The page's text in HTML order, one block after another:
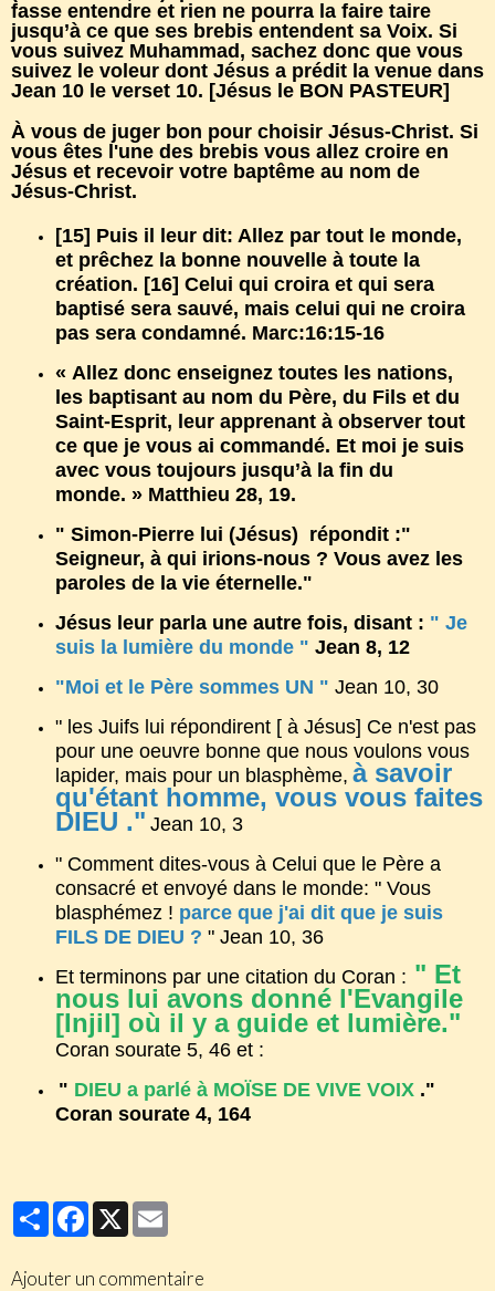
fasse entendre et rien ne pourra la faire taire
jusqu’à ce que ses brebis entendent sa Voix. Si
vous suivez Muhammad, sachez donc que vous
suivez le voleur dont Jésus a prédit la venue dans
Jean 10 le verset 10. [Jésus le BON PASTEUR]
À vous de juger bon pour choisir Jésus-Christ. Si
vous êtes l'une des brebis vous allez croire en
Jésus et recevoir votre baptême au nom de
Jésus-Christ.
[15] Puis il leur dit: Allez par tout le monde,
et prêchez la bonne nouvelle à toute la
création. [16] Celui qui croira et qui sera
baptisé sera sauvé, mais celui qui ne croira
pas sera condamné. Marc:16:15-16
« Allez donc enseignez toutes les nations,
les baptisant au nom du Père, du Fils et du
Saint-Esprit, leur apprenant à observer tout
ce que je vous ai commandé. Et moi je suis
avec vous toujours jusqu’à la fin du
monde. » Matthieu 28, 19.
" Simon-Pierre lui (Jésus) répondit :"
Seigneur, à qui irions-nous ? Vous avez les
paroles de la vie éternelle."
Jésus leur parla une autre fois, disant : " Je
suis la lumière du monde " Jean 8, 12
"Moi et le Père sommes UN " Jean 10, 30
" les Juifs lui répondirent [ à Jésus] Ce n'est pas
pour une oeuvre bonne que nous voulons vous
lapider, mais pour un blasphème, à savoir
qu'étant homme, vous vous faites
DIEU ." Jean 10, 3
" Comment dites-vous à Celui que le Père a
consacré et envoyé dans le monde: " Vous
blasphémez ! parce que j'ai dit que je suis
FILS DE DIEU ? " Jean 10, 36
Et terminons par une citation du Coran : " Et
nous lui avons donné l'Evangile
[Injil] où il y a guide et lumière."
Coran sourate 5, 46 et :
" DIEU a parlé à MOÏSE DE VIVE VOIX ."
Coran sourate 4, 164
PartagerFacebook
X
Ajouter un commentaire